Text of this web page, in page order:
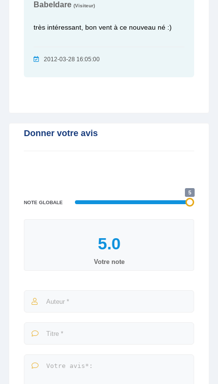
Babeldare (Visiteur)
très intéressant, bon vent à ce nouveau né :)
2012-03-28 16:05:00
Donner votre avis
NOTE GLOBALE
5
Votre note